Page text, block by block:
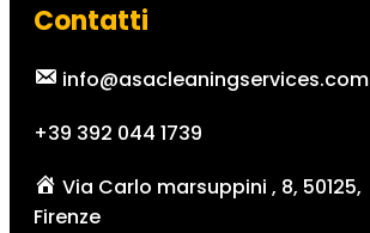
Contatti
info@asacleaningservices.com
+39 392 044 1739
Via Carlo marsuppini , 8, 50125,
Firenze